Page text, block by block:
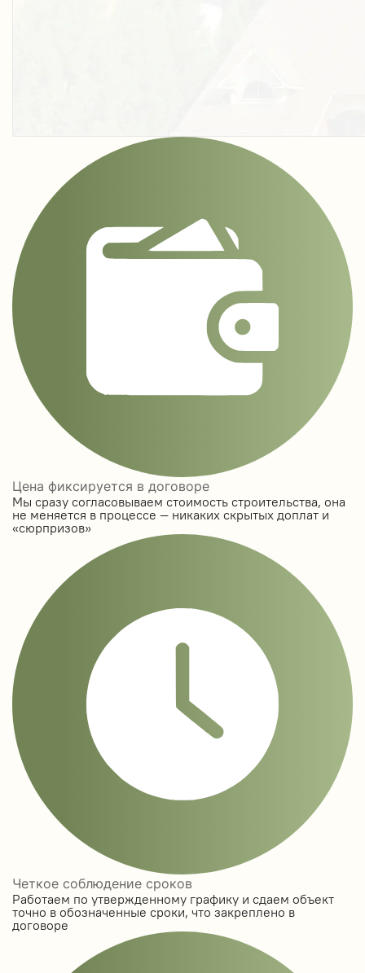
Цена фиксируется в договоре
Мы сразу согласовываем стоимость строительства, она
не меняется в процессе — никаких скрытых доплат и
«сюрпризов»
Четкое соблюдение сроков
Работаем по утвержденному графику и сдаем объект
точно в обозначенные сроки, что закреплено в
договоре